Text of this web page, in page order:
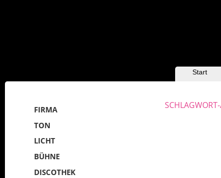
Inhalt wechseln
Start
FIRMA
TON
LICHT
BÜHNE
DISCOTHEK